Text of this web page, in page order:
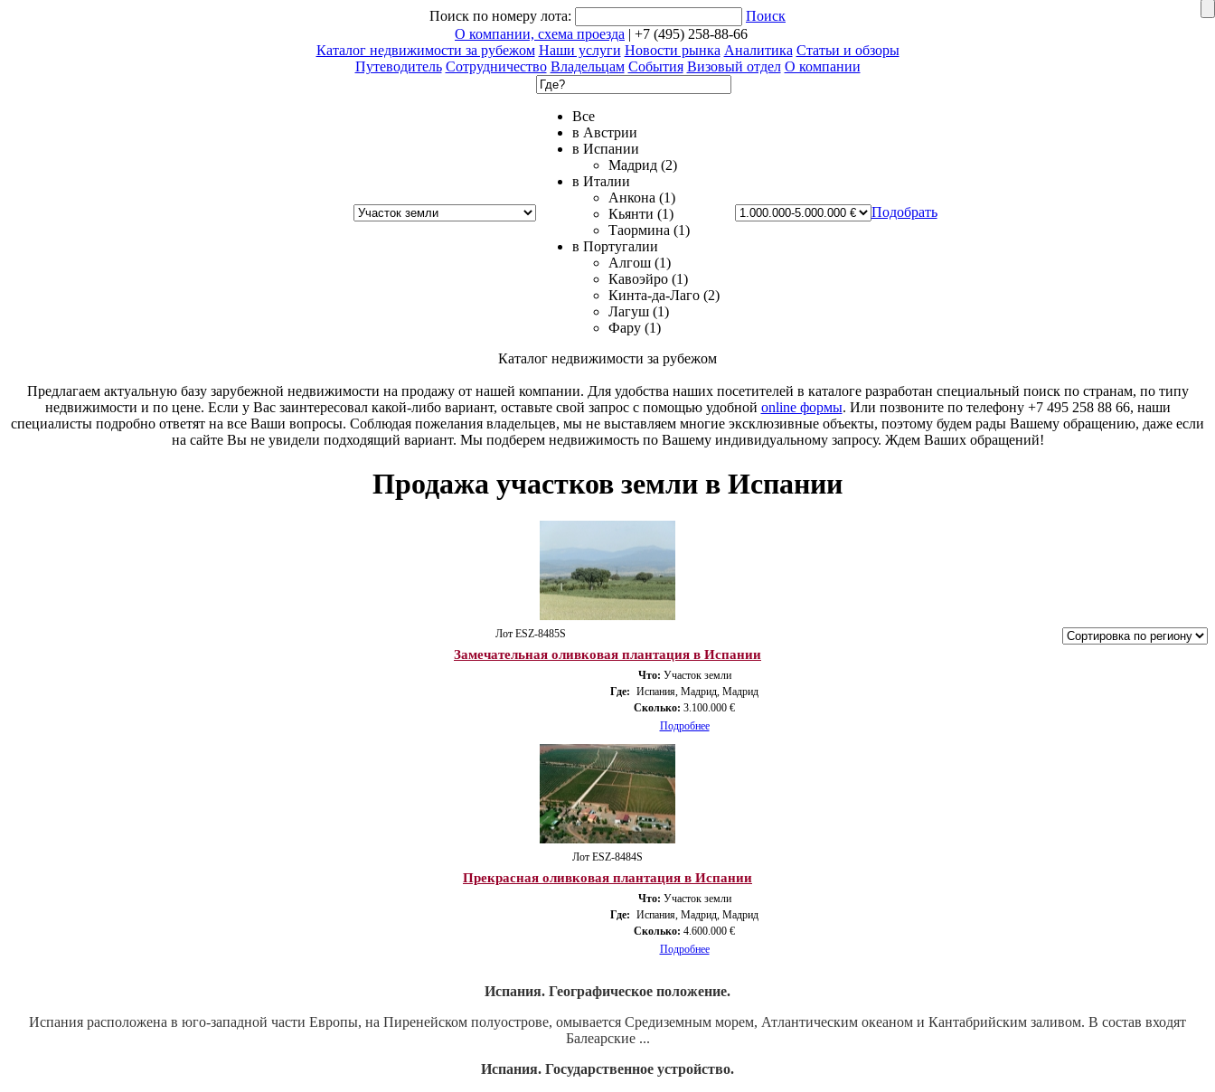
Поиск по номеру лота:
Поиск
О компании, схема проезда | +7 (495) 258-88-66
Каталог недвижимости за рубежом Наши услуги Новости рынка Аналитика Статьи и обзоры
Путеводитель Сотрудничество Владельцам События Визовый отдел О компании
Все
в Австрии
в Испании
Мадрид (2)
в Италии
Анкона (1)
Кьянти (1)
Таормина (1)
в Португалии
Алгош (1)
Кавоэйро (1)
Кинта-да-Лаго (2)
Лагуш (1)
Фару (1)
Подобрать
Каталог недвижимости за рубежом
Предлагаем актуальную базу зарубежной недвижимости на продажу от нашей компании. Для удобства наших посетителей в каталоге разработан специальный поиск по странам, по типу
недвижимости и по цене. Если у Вас заинтересовал какой-либо вариант, оставьте свой запрос с помощью удобной online формы. Или позвоните по телефону +7 495 258 88 66, наши
специалисты подробно ответят на все Ваши вопросы. Соблюдая пожелания владельцев, мы не выставляем многие эксклюзивные объекты, поэтому будем рады Вашему обращению, даже если
на сайте Вы не увидели подходящий вариант. Мы подберем недвижимость по Вашему индивидуальному запросу. Ждем Ваших обращений!
Продажа участков земли в Испании
Лот ESZ-8485S
Замечательная оливковая плантация в Испании
Что: Участок земли
Где: Испания, Мадрид, Мадрид
Сколько: 3.100.000 €
Подробнее
Лот ESZ-8484S
Прекрасная оливковая плантация в Испании
Что: Участок земли
Где: Испания, Мадрид, Мадрид
Сколько: 4.600.000 €
Подробнее
Испания. Географическое положение.
Испания расположена в юго-западной части Европы, на Пиренейском полуострове, омывается Средиземным морем, Атлантическим океаном и Кантабрийским заливом. В состав входят
Балеарские ...
Испания. Государственное устройство.